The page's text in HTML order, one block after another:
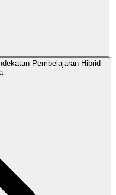
Pembelajaran Hibrid